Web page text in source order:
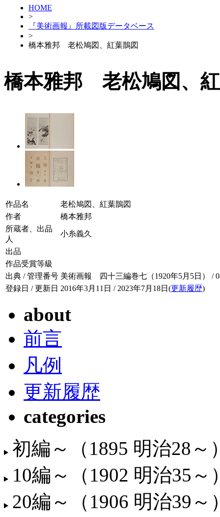
HOME
>
『美術画報』所載図版データベース
>
橋本雅邦 老松鳩図、紅葉鵲図
橋本雅邦 老松鳩図、
作品名
老松鳩図、紅葉鵲図
作者
橋本雅邦
所蔵者、出品
人
小糸義久
出品
作品受賞等級
出典 / 管理番号 美術画報 四十三編巻七（1920年5月5日） /
登録日 / 更新日 2016年3月11日 / 2023年7月18日(更新履歴)
about
前言
凡例
更新履歴
categories
初編～（1895 明治28～
10編～（1902 明治35～
20編～（1906 明治39～